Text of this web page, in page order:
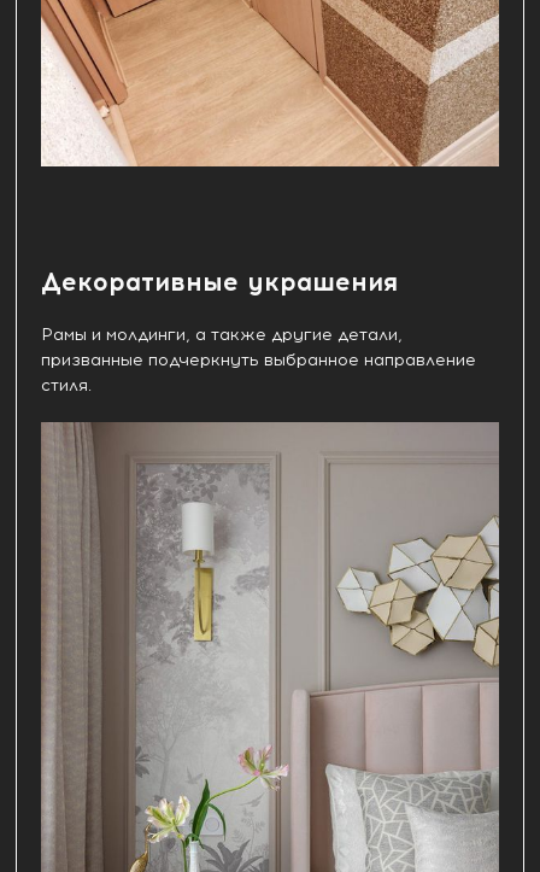
Декоративные украшения
Рамы и молдинги, а также другие детали,
призванные подчеркнуть выбранное направление
стиля.